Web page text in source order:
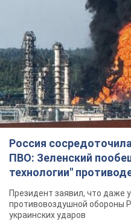
Россия
ПВО: Зеленский
технологии"
Президент заявил, что даже
противовоздушной обороны
украинских ударов